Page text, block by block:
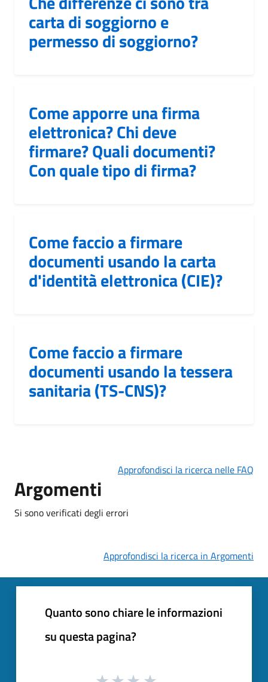
carta di soggiorno e
permesso di soggiorno?
Come apporre una firma
elettronica? Chi deve
firmare? Quali documenti?
Con quale tipo di firma?
Come faccio a firmare
documenti usando la carta
d'identità elettronica (CIE)?
Come faccio a firmare
documenti usando la tessera
sanitaria (TS-CNS)?
Approfondisci la ricerca nelle FAQ
Argomenti
Si sono verificati degli errori
Approfondisci la ricerca in Argomenti
Quanto sono chiare le informazioni
su questa pagina?